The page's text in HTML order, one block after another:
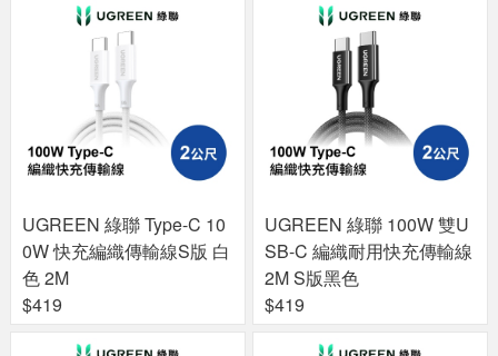
UGREEN 綠聯 Type-C 10
0W 快充編織傳輸線S版 白
色 2M
$419
UGREEN 綠聯 100W 雙U
SB-C 編織耐用快充傳輸線
2M S版黑色
$419